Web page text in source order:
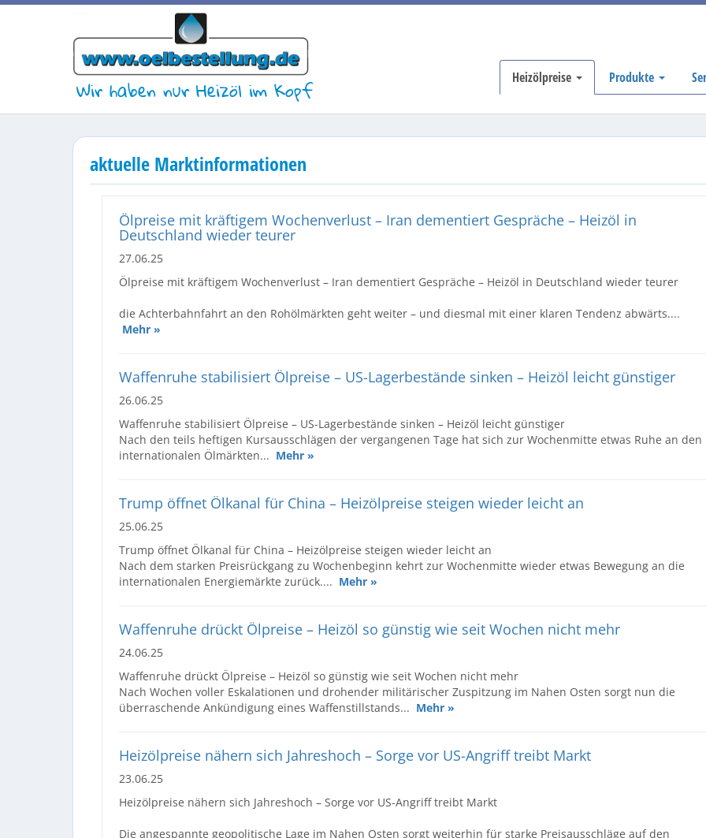
Wir haben nur Heizöl im Kopf Heizölpreise Produkte
aktuelle Marktinformationen
Ölpreise mit kräftigem Wochenverlust – Iran dementiert Gespräche – Heizöl in
Deutschland wieder teurer
27.06.25
Ölpreise mit kräftigem Wochenverlust – Iran dementiert Gespräche – Heizöl in Deutschland wieder teurer
die Achterbahnfahrt an den Rohölmärkten geht weiter – und diesmal mit einer klaren Tendenz abwärts....
Mehr »
Waffenruhe stabilisiert Ölpreise – US-Lagerbestände sinken – Heizöl leicht günstiger
26.06.25
Waffenruhe stabilisiert Ölpreise – US-Lagerbestände sinken – Heizöl leicht günstiger
Nach den teils heftigen Kursausschlägen der vergangenen Tage hat sich zur Wochenmitte etwas Ruhe an den
internationalen Ölmärkten... Mehr »
Trump öffnet Ölkanal für China – Heizölpreise steigen wieder leicht an
25.06.25
Trump öffnet Ölkanal für China – Heizölpreise steigen wieder leicht an
Nach dem starken Preisrückgang zu Wochenbeginn kehrt zur Wochenmitte wieder etwas Bewegung an die
internationalen Energiemärkte zurück.... Mehr »
Waffenruhe drückt Ölpreise – Heizöl so günstig wie seit Wochen nicht mehr
24.06.25
Waffenruhe drückt Ölpreise – Heizöl so günstig wie seit Wochen nicht mehr
Nach Wochen voller Eskalationen und drohender militärischer Zuspitzung im Nahen Osten sorgt nun die
überraschende Ankündigung eines Waffenstillstands... Mehr »
Heizölpreise nähern sich Jahreshoch – Sorge vor US-Angriff treibt Markt
23.06.25
Heizölpreise nähern sich Jahreshoch – Sorge vor US-Angriff treibt Markt
Die angespannte geopolitische Lage im Nahen Osten sorgt weiterhin für starke Preisausschläge auf den